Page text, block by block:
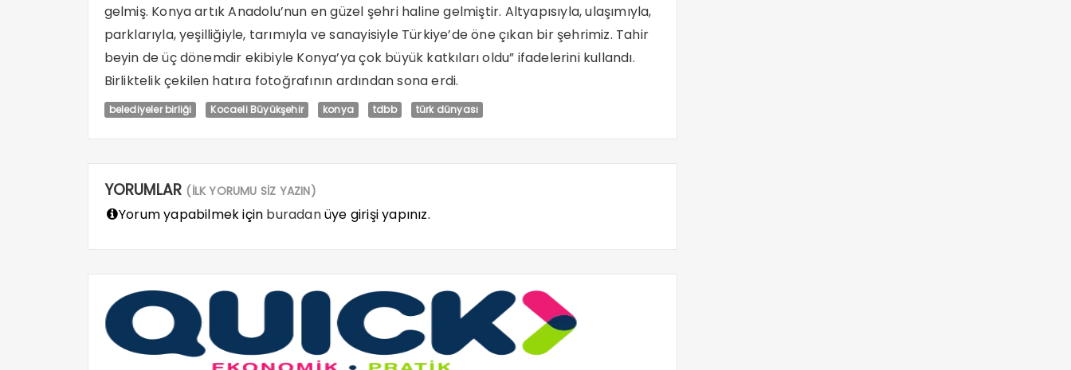
gelmiş. Konya artık Anadolu’nun en güzel şehri haline gelmiştir. Altyapısıyla, ulaşımıyla,
parklarıyla, yeşilliğiyle, tarımıyla ve sanayisiyle Türkiye’de öne çıkan bir şehrimiz. Tahir
beyin de üç dönemdir ekibiyle Konya’ya çok büyük katkıları oldu” ifadelerini kullandı.
Birliktelik çekilen hatıra fotoğrafının ardından sona erdi.
belediyeler birliği Kocaeli Büyükşehir konya tdbb türk dünyası
YORUMLAR (İLK YORUMU SİZ YAZIN)
Yorum yapabilmek için buradanüye girişi yapınız.